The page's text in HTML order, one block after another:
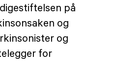
på
og
og
for